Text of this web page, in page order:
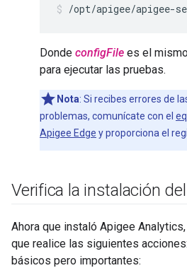
/opt/apigee/apigee-
Donde configFile es el
para ejecutar las pruebas.
Nota: Si recibes errores de
problemas, comunícate con el
Apigee Edge y proporciona el
Verifica la instalación
Ahora que instaló Apigee
que realice las siguientes
básicos pero importantes: